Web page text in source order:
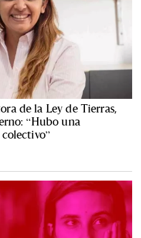
de la Ley de Tierras,
“Hubo una